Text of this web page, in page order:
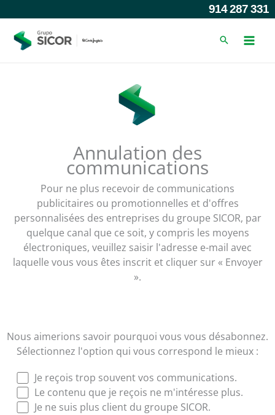
to
content
914 287 331
Annulation des
communications
Pour ne plus recevoir de communications
publicitaires ou promotionnelles et d'offres
personnalisées des entreprises du groupe SICOR, par
quelque canal que ce soit, y compris les moyens
électroniques, veuillez saisir l'adresse e-mail avec
laquelle vous vous êtes inscrit et cliquer sur « Envoyer
».
Nous aimerions savoir pourquoi vous vous désabonnez.
Sélectionnez l'option qui vous correspond le mieux :
Je reçois trop souvent vos communications.
Le contenu que je reçois ne m'intéresse plus.
Je ne suis plus client du groupe SICOR.